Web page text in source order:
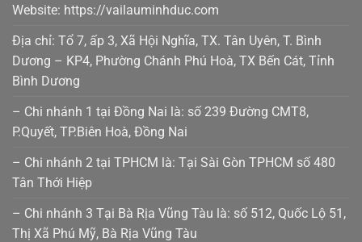
Website: https://vailauminhduc.com
Địa chỉ: Tổ 7, ấp 3, Xã Hội Nghĩa, TX. Tân Uyên, T. Bình
Dương – KP4, Phường Chánh Phú Hoà, TX Bến Cát, Tỉnh
Bình Dương
– Chi nhánh 1 tại Đồng Nai là: số 239 Đường CMT8,
P.Quyết, TP.Biên Hoà, Đồng Nai
– Chi nhánh 2 tại TPHCM là: Tại Sài Gòn TPHCM số 480
Tân Thới Hiệp
– Chi nhánh 3 Tại Bà Rịa Vũng Tàu là: số 512, Quốc Lộ 51,
Thị Xã Phú Mỹ, Bà Rịa Vũng Tàu